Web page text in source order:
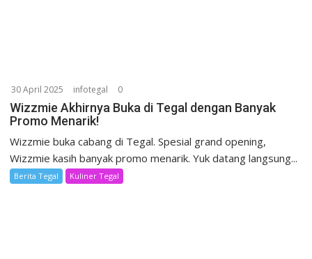
30 April 2025 infotegal 0
Wizzmie Akhirnya Buka di Tegal dengan Banyak
Promo Menarik!
Wizzmie buka cabang di Tegal. Spesial grand opening,
Wizzmie kasih banyak promo menarik. Yuk datang langsung...
Berita Tegal Kuliner Tegal